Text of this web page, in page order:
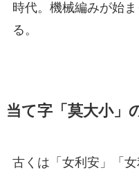
時代。機械編みが始
る。
当て字「莫大小」
古くは「女利安」「